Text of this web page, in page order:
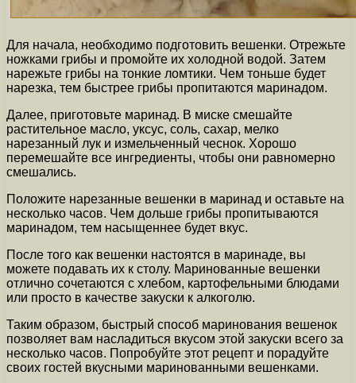
Для начала, необходимо подготовить вешенки. Отрежьте
ножками грибы и промойте их холодной водой. Затем
нарежьте грибы на тонкие ломтики. Чем тоньше будет
нарезка, тем быстрее грибы пропитаются маринадом.
Далее, приготовьте маринад. В миске смешайте
растительное масло, уксус, соль, сахар, мелко
нарезанный лук и измельченный чеснок. Хорошо
перемешайте все ингредиенты, чтобы они равномерно
смешались.
Положите нарезанные вешенки в маринад и оставьте на
несколько часов. Чем дольше грибы пропитываются
маринадом, тем насыщеннее будет вкус.
После того как вешенки настоятся в маринаде, вы
можете подавать их к столу. Маринованные вешенки
отлично сочетаются с хлебом, картофельными блюдами
или просто в качестве закуски к алкоголю.
Таким образом, быстрый способ маринования вешенок
позволяет вам насладиться вкусом этой закуски всего за
несколько часов. Попробуйте этот рецепт и порадуйте
своих гостей вкусными маринованными вешенками.